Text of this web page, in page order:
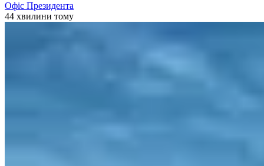
Офіс Президента
44 хвилини тому